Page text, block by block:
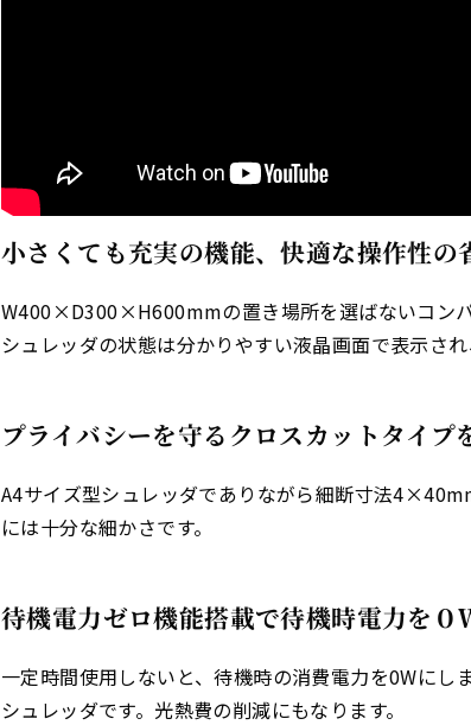
小さくても充実の機能、快適な操作性の
W400×D300×H600mmの置き場所を選ばないコンパ
シュレッダの状態は分かりやすい液晶画面で表示さ
プライバシーを守るクロスカットタイプ
A4サイズ型シュレッダでありながら細断寸法
には十分な細かさです。
待機電力ゼロ機能搭載で待機時電力を０
一定時間使用しないと、待機時の消費電力を0Wに
シュレッダです。光熱費の削減にもなります。